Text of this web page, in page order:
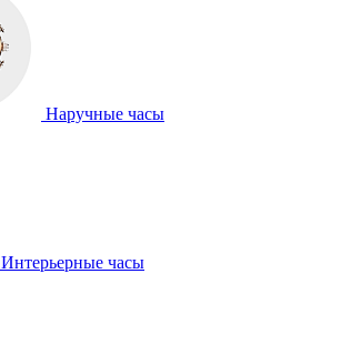
Наручные часы
Интерьерные часы